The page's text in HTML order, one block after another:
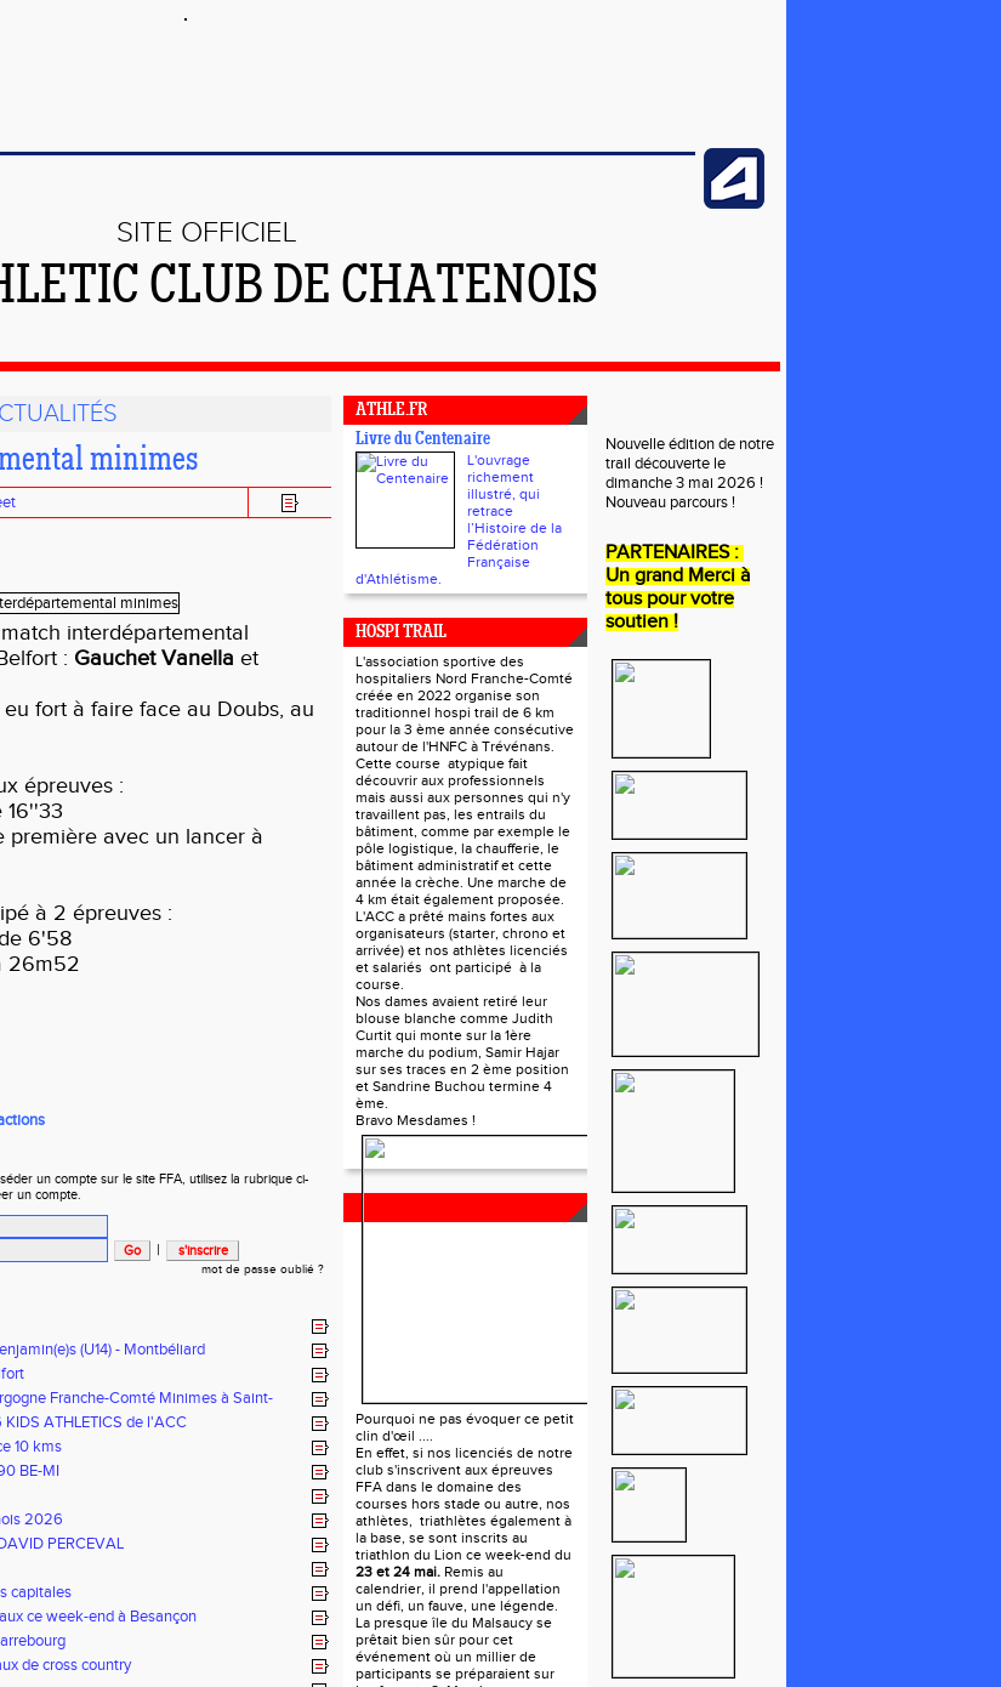
SITE OFFICIEL
CLUB DE CHATENOIS
minimes
interdépartemental
: Gauchet Vanella et
fort à faire face au Doubs, au
épreuves :
16''33
première avec un lancer à
à 2 épreuves :
6'58
26m52
un compte sur le site FFA, utilisez la rubrique ci-
un compte.
|
mot de passe oublié ?
(U14) - Montbéliard
Franche-Comté Minimes à Saint-
ATHLETICS de l'ACC
10 kms
BE-MI
2026
PERCEVAL
capitales
ce week-end à Besançon
de cross country
ATHLE.FR
Livre du Centenaire
L'ouvrage
richement
illustré, qui
retrace
l’Histoire de la
Fédération
Française
d'Athlétisme.
HOSPI TRAIL
L'association sportive des
hospitaliers Nord Franche-Comté
créée en 2022 organise son
traditionnel hospi trail de 6 km
pour la 3 ème année consécutive
autour de l'HNFC à Trévénans.
Cette course atypique fait
découvrir aux professionnels
mais aussi aux personnes qui n'y
travaillent pas, les entrails du
bâtiment, comme par exemple le
pôle logistique, la chaufferie, le
bâtiment administratif et cette
année la crèche. Une marche de
4 km était également proposée.
L'ACC a prêté mains fortes aux
organisateurs (starter, chrono et
arrivée) et nos athlètes licenciés
et salariés ont participé à la
course.
Nos dames avaient retiré leur
blouse blanche comme Judith
Curtit qui monte sur la 1ère
marche du podium, Samir Hajar
sur ses traces en 2 ème position
et Sandrine Buchou termine 4
ème.
Bravo Mesdames !
TRIATHLON DU LION
Pourquoi ne pas évoquer ce petit
clin d'œil ....
En effet, si nos licenciés de notre
club s'inscrivent aux épreuves
FFA dans le domaine des
courses hors stade ou autre, nos
athlètes, triathlètes également à
la base, se sont inscrits au
triathlon du Lion ce week-end du
23 et 24 mai. Remis au
calendrier, il prend l'appellation
un défi, un fauve, une légende.
La presque île du Malsaucy se
prêtait bien sûr pour cet
événement où un millier de
participants se préparaient sur
Nouvelle édition de notre
trail découverte le
dimanche 3 mai 2026 !
Nouveau parcours !
PARTENAIRES :
Un grand Merci à
tous pour votre
soutien !